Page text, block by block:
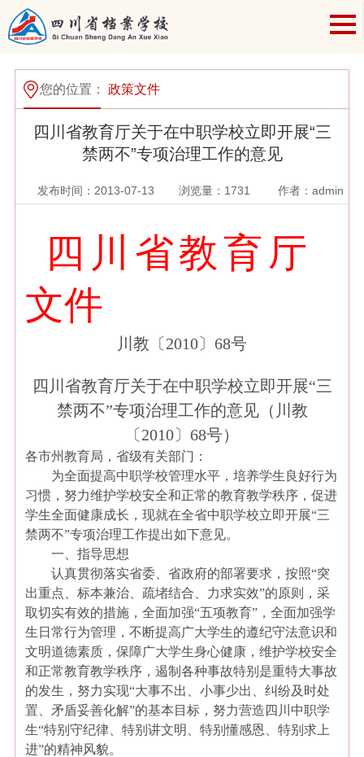
您的位置： 政策文件
四川省教育厅关于在中职学校立即开展“三
禁两不”专项治理工作的意见
发布时间：2013-07-13 浏览量： 1731 作者：admin
四川省教育厅
文件
川教〔 2010〕 68号
四川省教育厅关于在中职学校立即开展“三
禁两不”专项治理工作的意见（川教
〔 2010〕 68号）
各市州教育局，省级有关部门：
为全面提高中职学校管理水平，培养学生良好行为
习惯，努力维护学校安全和正常的教育教学秩序，促进
学生全面健康成长，现就在全省中职学校立即开展“三
禁两不”专项治理工作提出如下意见。
一、指导思想
认真贯彻落实省委、省政府的部署要求，按照“突
出重点、标本兼治、疏堵结合、力求实效”的原则，采
取切实有效的措施，全面加强“五项教育”，全面加强学
生日常行为管理，不断提高广大学生的遵纪守法意识和
文明道德素质，保障广大学生身心健康，维护学校安全
和正常教育教学秩序，遏制各种事故特别是重特大事故
的发生，努力实现“大事不出、小事少出、纠纷及时处
置、矛盾妥善化解”的基本目标，努力营造四川中职学
生“特别守纪律、特别讲文明、特别懂感恩、特别求上
进”的精神风貌。